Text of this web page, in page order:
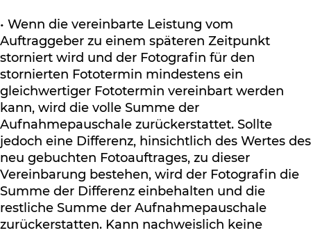
• Wenn die vereinbarte Leistung vom
Auftraggeber zu einem späteren Zeitpunkt
storniert wird und der Fotografin für den
stornierten Fototermin mindestens ein
gleichwertiger Fototermin vereinbart werden
kann, wird die volle Summe der
Aufnahmepauschale zurückerstattet. Sollte
jedoch eine Differenz, hinsichtlich des Wertes des
neu gebuchten Fotoauftrages, zu dieser
Vereinbarung bestehen, wird der Fotografin die
Summe der Differenz einbehalten und die
restliche Summe der Aufnahmepauschale
zurückerstatten. Kann nachweislich keine